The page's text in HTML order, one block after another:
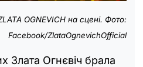
OGNEVICH на сцені. Фото:
Facebook/ZlataOgnevichOfficial
Злата Огнєвіч брала